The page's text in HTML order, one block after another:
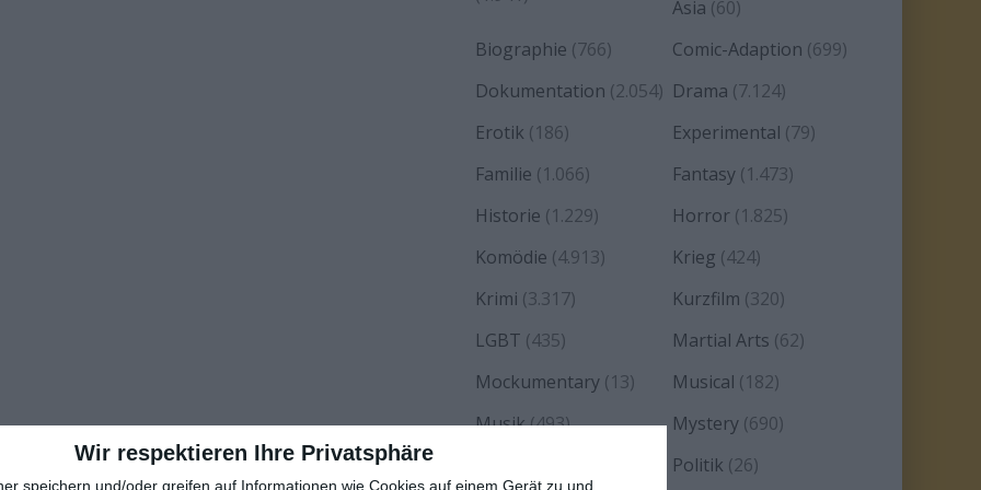
Wir respektieren Ihre Privatsphäre
speichern und/oder greifen auf Informationen wie Cookies auf einem Gerät zu und
Asia (60)
Biographie (766) Comic-Adaption (699)
Dokumentation (2.054) Drama (7.124)
Erotik (186) Experimental (79)
Familie (1.066) Fantasy (1.473)
Historie (1.229) Horror (1.825)
Komödie (4.913) Krieg (424)
Krimi (3.317) Kurzfilm (320)
LGBT (435) Martial Arts (62)
Mockumentary (13) Musical (182)
Musik(493) Mystery (690)
Politik (26)